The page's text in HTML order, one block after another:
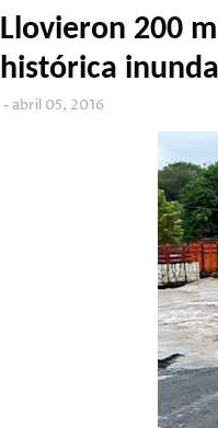
Llovieron 200
histórica
abril 05, 2016